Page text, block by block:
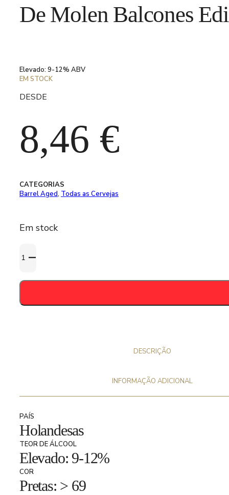
De Molen Balcones
Elevado: 9-12% ABV
EM STOCK
DESDE
8,46 €
CATEGORIAS
Barrel Aged, Todas as Cervejas
Em stock
de
Molen
Balcones
DESCRIÇÃO
INFORMAÇÃO ADICIONAL
PAÍS
Holandesas
TEOR DE ÁLCOOL
Elevado: 9-12%
COR
Pretas: > 69